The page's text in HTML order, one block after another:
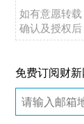
如有意愿转
确认及授权后
免费订阅财